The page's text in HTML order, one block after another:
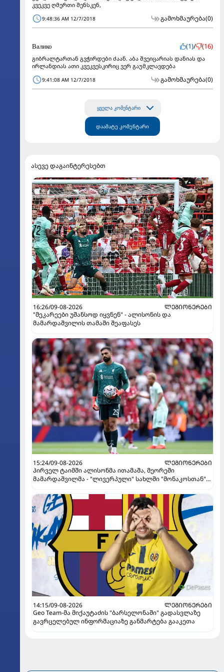
კვეკვე ღმერთი შენსკენ,
9:48:36 AM 12/7/2018 გამოხმაურება(0)
Валико (1)/ (16)
გიბრალტართან გვჭირდები ძაან. აბა შვეიცარიას დანიას და
ირლანდიას ათი კვეკვესკირიც ვერ გაუმკლავდება
9:41:08 AM 12/7/2018 გამოხმაურება(0)
ყველა კომენტარი
დაამატე კომენტარი
ასევე დაგაინტერესებთ
16:26/09-08-2026
ᲚᲔᲒᲘᲝᲜᲔᲠᲔᲑᲘ
"მეკარეები უშანსოდ იყვნენ" - ალისონის და
მამარდაშვილის თამაში შეაფასეს
15:24/09-08-2026
ᲚᲔᲒᲘᲝᲜᲔᲠᲔᲑᲘ
პირველ ტაიმში ალისონმა ითამაშა, მეორეში
მამარდაშვილმა - "ლივერპული" სახლში "მონაკოსთან"
14:15/09-08-2026
ᲚᲔᲒᲘᲝᲜᲔᲠᲔᲑᲘ
Geo Team-მა მიქაუტაძის "ბარსელონაში" გადასვლაზე
გავრცელებულ ინფორმაციაზე განმარტება გააკეთა